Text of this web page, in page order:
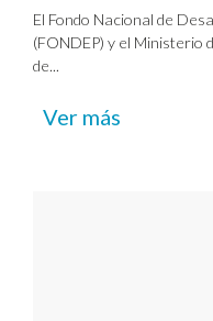
El Fondo Nacional de
(FONDEP) y el Ministerio
de...
Ver más